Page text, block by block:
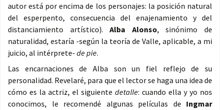
autor está por encima de los personajes: la posición natural
del esperpento, consecuencia del enajenamiento y del
distanciamiento artístico).Alba Alonso, sinónimo de
naturalidad, estaría -según la teoría de Valle, aplicable, a mi
juicio, al intérprete- de pie.
Las encarnaciones de Alba son un fiel reflejo de su
personalidad. Revelaré, para que el lector se haga una idea de
cómo es la actriz, el siguiente detalle: cuando ella y yo nos
conocimos, le recomendé algunas películas de Ingmar